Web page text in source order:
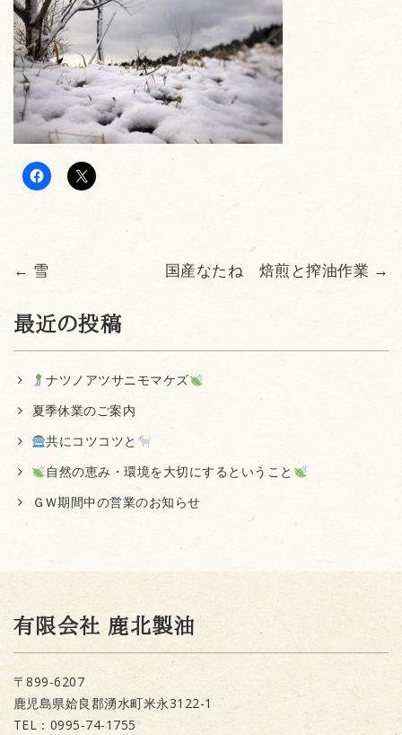
← 雪 国産なたね 焙煎と搾油作業 →
最近の投稿
ナツノアツサニモマケズ
夏季休業のご案内
共にコツコツと
自然の恵み・環境を大切にするということ
ＧＷ期間中の営業のお知らせ
有限会社 鹿北製油
〒899-6207
鹿児島県姶良郡湧水町米永3122-1
TEL：0995-74-1755